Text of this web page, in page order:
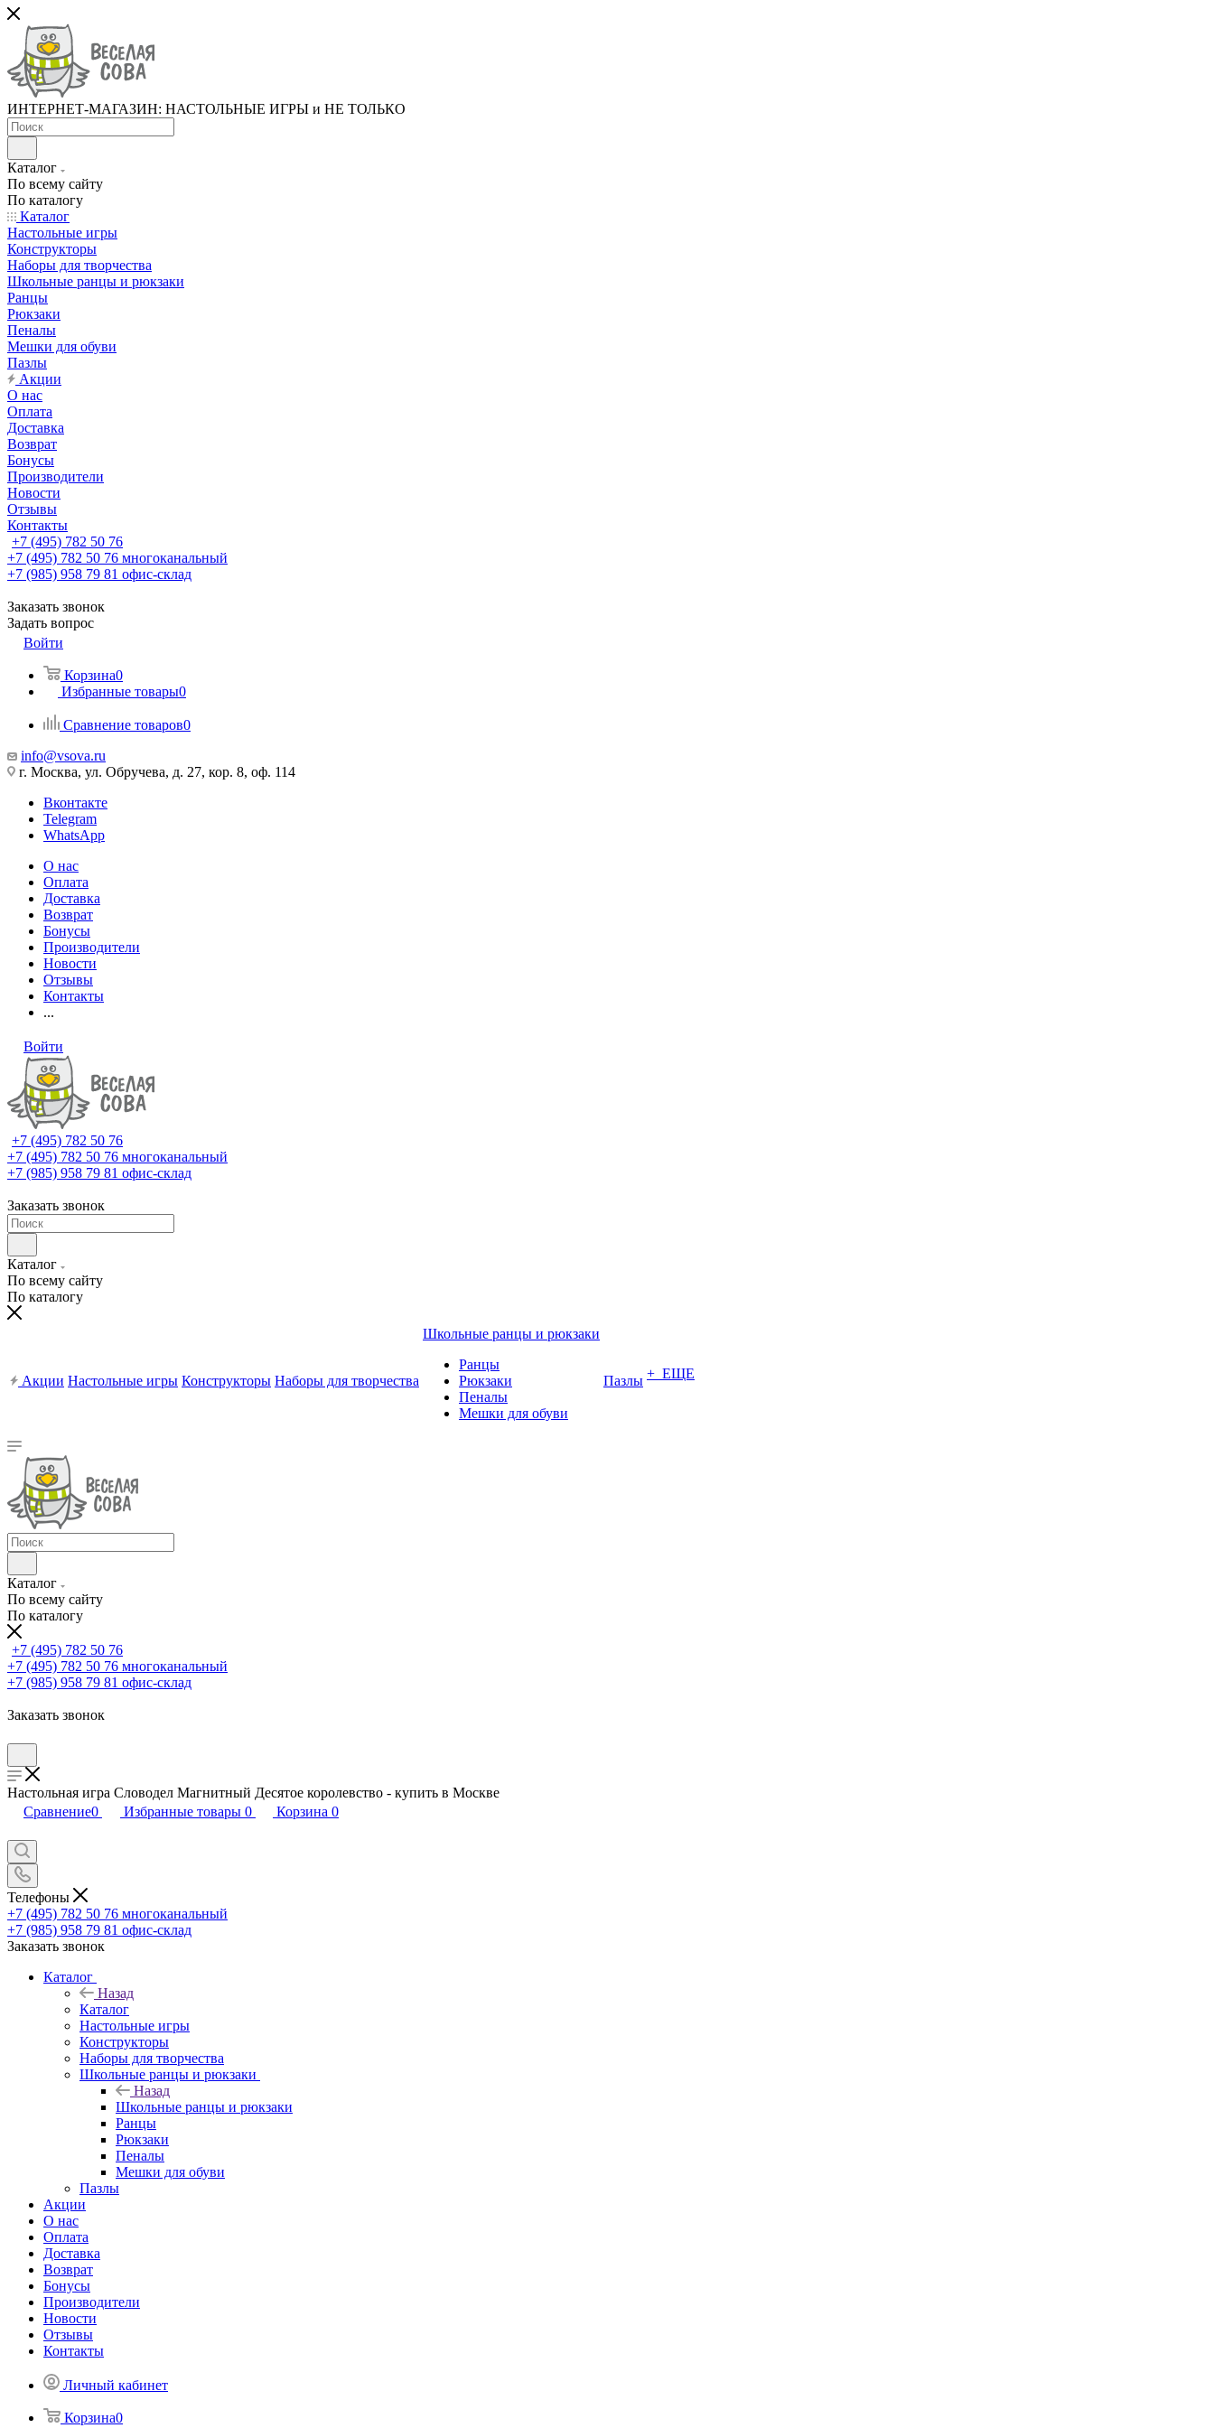
ИНТЕРНЕТ-МАГАЗИН: НАСТОЛЬНЫЕ ИГРЫ и НЕ ТОЛЬКО
Каталог
По всему сайту
По каталогу
Каталог
Настольные игры
Конструкторы
Наборы для творчества
Школьные ранцы и рюкзаки
Ранцы
Рюкзаки
Пеналы
Мешки для обуви
Пазлы
Акции
О нас
Оплата
Доставка
Возврат
Бонусы
Производители
Новости
Отзывы
Контакты
+7 (495) 782 50 76
+7 (495) 782 50 76 многоканальный
+7 (985) 958 79 81 офис-склад
Заказать звонок
Задать вопрос
Войти
Корзина0
Избранные товары0
Сравнение товаров0
info@vsova.ru
г. Москва, ул. Обручева, д. 27, кор. 8, оф. 114
Вконтакте
Telegram
WhatsApp
О нас
Оплата
Доставка
Возврат
Бонусы
Производители
Новости
Отзывы
Контакты
...
Войти
+7 (495) 782 50 76
+7 (495) 782 50 76 многоканальный
+7 (985) 958 79 81 офис-склад
Заказать звонок
Каталог
По всему сайту
По каталогу
Акции Настольные игры Конструкторы Наборы для творчества
Школьные ранцы и рюкзаки
Ранцы
Рюкзаки
Пеналы
Мешки для обуви
Пазлы + ЕЩЕ
Каталог
По всему сайту
По каталогу
+7 (495) 782 50 76
+7 (495) 782 50 76 многоканальный
+7 (985) 958 79 81 офис-склад
Заказать звонок
Настольная игра Словодел Магнитный Десятое королевство - купить в Москве
Сравнение0 Избранные товары 0 Корзина 0
Телефоны
+7 (495) 782 50 76 многоканальный
+7 (985) 958 79 81 офис-склад
Заказать звонок
Каталог
Назад
Каталог
Настольные игры
Конструкторы
Наборы для творчества
Школьные ранцы и рюкзаки
Назад
Школьные ранцы и рюкзаки
Ранцы
Рюкзаки
Пеналы
Мешки для обуви
Пазлы
Акции
О нас
Оплата
Доставка
Возврат
Бонусы
Производители
Новости
Отзывы
Контакты
Личный кабинет
Корзина0